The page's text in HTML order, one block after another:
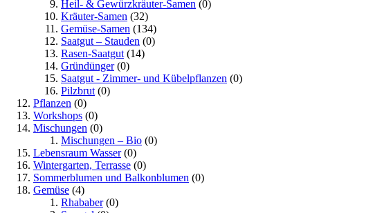
Heil- & Gewürzkräuter-Samen (0)
Kräuter-Samen (32)
Gemüse-Samen (134)
Saatgut – Stauden (0)
Rasen-Saatgut (14)
Gründünger(0)
Saatgut - Zimmer- und Kübelpflanzen (0)
Pilzbrut (0)
Pflanzen (0)
Workshops (0)
Mischungen (0)
Mischungen – Bio (0)
Lebensraum Wasser(0)
Wintergarten, Terrasse (0)
Sommerblumen und Balkonblumen (0)
Gemüse (4)
Rhababer(0)